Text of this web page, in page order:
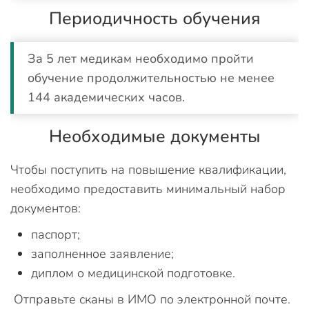
Периодичность обучения
За 5 лет медикам необходимо пройти
обучение продолжительностью не менее
144 академических часов.
Необходимые документы
Чтобы поступить на повышение квалификации,
необходимо предоставить минимальный набор
документов:
паспорт;
заполненное заявление;
диплом о медицинской подготовке.
Отправьте сканы в ИМО по электронной почте.